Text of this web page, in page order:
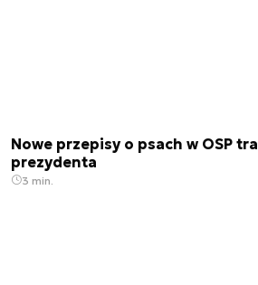
Nowe przepisy o psach w OSP
prezydenta
3 min.